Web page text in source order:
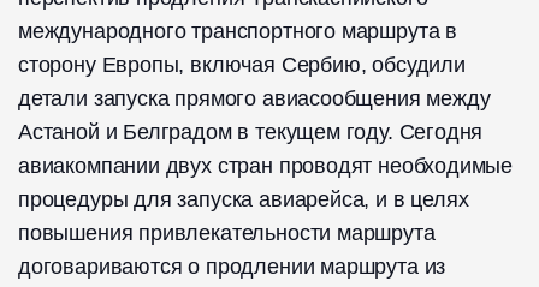
международного транспортного маршрута в
сторону Европы, включая Сербию, обсудили
детали запуска прямого авиасообщения между
Астаной и Белградом в текущем году. Сегодня
авиакомпании двух стран проводят необходимые
процедуры для запуска авиарейса, и в целях
повышения привлекательности маршрута
договариваются о продлении маршрута из